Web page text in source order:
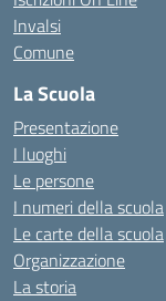
Invalsi
Comune
La Scuola
Presentazione
I luoghi
Le persone
I numeri della scuola
Le carte della scuola
Organizzazione
La storia